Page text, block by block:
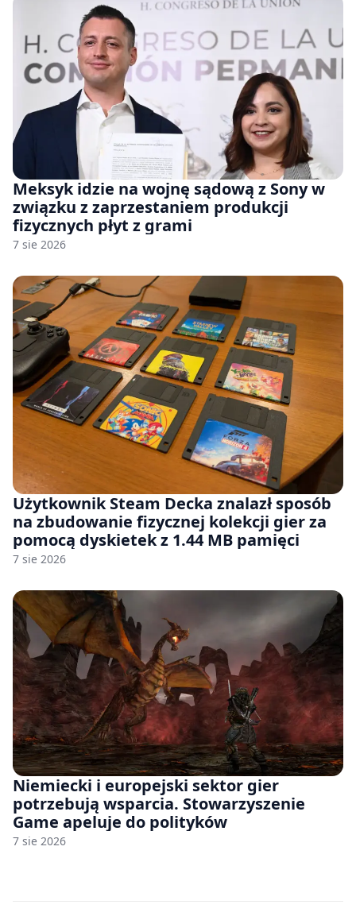
Meksyk idzie na wojnę sądową z Sony w
związku z zaprzestaniem produkcji
fizycznych płyt z grami
7 sie 2026
Użytkownik Steam Decka znalazł sposób
na zbudowanie fizycznej kolekcji gier za
pomocą dyskietek z 1.44 MB pamięci
7 sie 2026
Niemiecki i europejski sektor gier
potrzebują wsparcia. Stowarzyszenie
Game apeluje do polityków
7 sie 2026